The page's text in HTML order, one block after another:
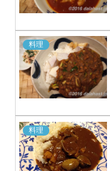
料理
料理